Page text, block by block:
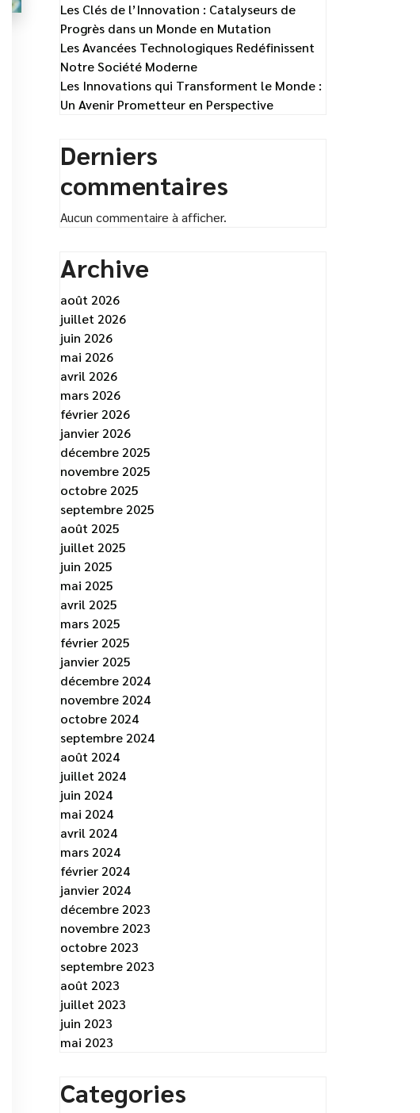
Les Clés de l’Innovation : Catalyseurs de
Progrès dans un Monde en Mutation
Les Avancées Technologiques Redéfinissent
Notre Société Moderne
Les Innovations qui Transforment le Monde :
Un Avenir Prometteur en Perspective
Derniers
commentaires
Aucun commentaire à afficher.
Archive
août 2026
juillet 2026
juin 2026
mai 2026
avril 2026
mars 2026
février 2026
janvier 2026
décembre 2025
novembre 2025
octobre 2025
septembre 2025
août 2025
juillet 2025
juin 2025
mai 2025
avril 2025
mars 2025
février 2025
janvier 2025
décembre 2024
novembre 2024
octobre 2024
septembre 2024
août 2024
juillet 2024
juin 2024
mai 2024
avril 2024
mars 2024
février 2024
janvier 2024
décembre 2023
novembre 2023
octobre 2023
septembre 2023
août 2023
juillet 2023
juin 2023
mai 2023
Categories